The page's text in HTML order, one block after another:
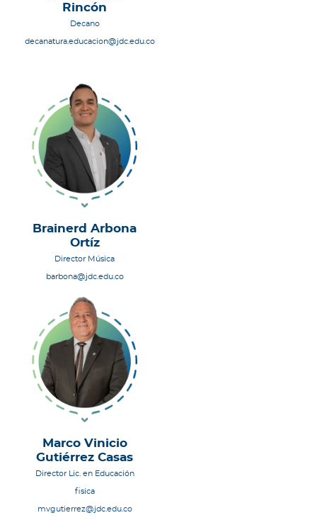
Rincón
Decano
decanatura.educacion@jdc.edu.co
Brainerd Arbona
Ortíz
Director Música
barbona@jdc.edu.co
Marco Vinicio
Gutiérrez Casas
Director Lic. en Educación
fisica
mvgutierrez@jdc.edu.co